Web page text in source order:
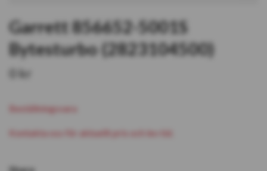
Garrett 856652-5001S
Bytesturbo (2823104500)
0 kr
Beställningsvara
Kontakta oss för aktuellt pris och lev tid.